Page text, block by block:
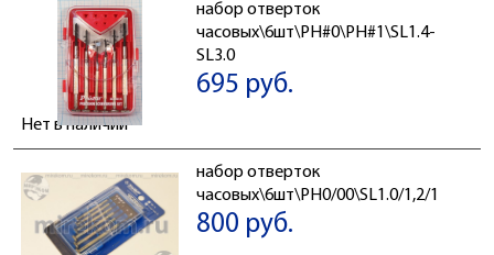
набор отверток
часовых\6шт\PH#0\PH#1\SL1.4-
SL3.0
695 руб.
Нет в наличии
набор отверток
часовых\6шт\PH0/00\SL1.0/1,2/1,6/2
800 руб.